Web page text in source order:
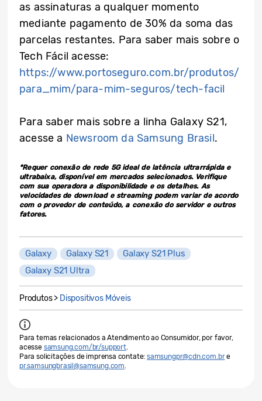
as assinaturas a qualquer momento
mediante pagamento de 30% da soma das
parcelas restantes. Para saber mais sobre o
Tech Fácil acesse:
https://www.portoseguro.com.br/produtos/
para_mim/para-mim-seguros/tech-facil
Para saber mais sobre a linha Galaxy S21,
acesse a Newsroom da Samsung Brasil.
*Requer conexão de rede 5G ideal de latência ultrarrápida e
ultrabaixa, disponível em mercados selecionados. Verifique
com sua operadora a disponibilidade e os detalhes. As
velocidades de download e streaming podem variar de acordo
com o provedor de conteúdo, a conexão do servidor e outros
fatores.
Galaxy Galaxy S21
Galaxy S21 Plus
Galaxy S21 Ultra
Produtos > Dispositivos Móveis
Para temas relacionados a Atendimento ao Consumidor, por favor,
acesse samsung.com/br/support.
Para solicitações de imprensa contate: samsungpr@cdn.com.bre
pr.samsungbrasil@samsung.com.